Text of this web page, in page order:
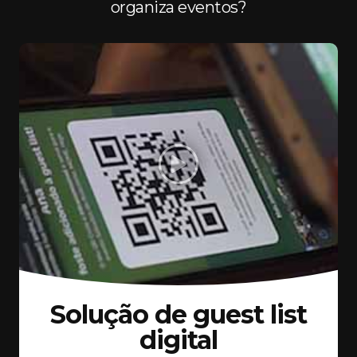
organiza eventos?
Solução de guest list
digital